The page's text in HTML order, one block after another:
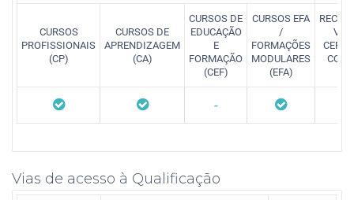
CURSOS
PROFISSIONAIS
(CP)
CURSOS DE
APRENDIZAGEM
(CA)
CURSOS DE
EDUCAÇÃO
E
FORMAÇÃO
(CEF)
CURSOS EFA
/
FORMAÇÕES
MODULARES
(EFA)
-
Vias de acesso à Qualificação